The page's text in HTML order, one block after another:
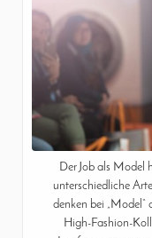
Der Job als Model
unterschiedliche
denken bei
High-Fashion-